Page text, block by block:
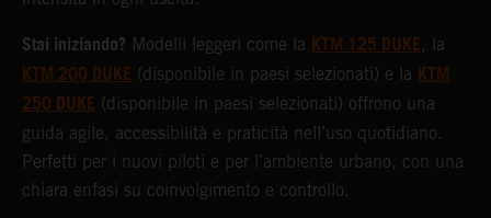
Stai iniziando? Modelli leggeri come la KTM 125 DUKE, la
KTM 200 DUKE (disponibile in paesi selezionati) e la KTM
250 DUKE (disponibile in paesi selezionati) offrono una
guida agile, accessibilità e praticità nell’uso quotidiano.
Perfetti per i nuovi piloti e per l’ambiente urbano, con una
chiara enfasi su coinvolgimento e controllo.